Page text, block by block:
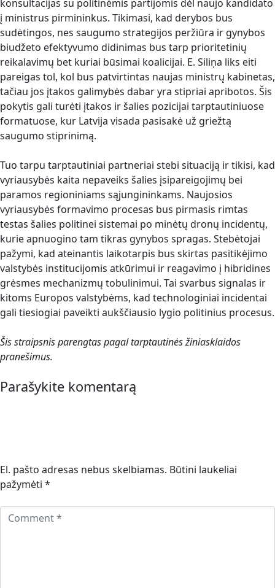
konsultacijas su politinėmis partijomis dėl naujo kandidato
į ministrus pirmininkus. Tikimasi, kad derybos bus
sudėtingos, nes saugumo strategijos peržiūra ir gynybos
biudžeto efektyvumo didinimas bus tarp prioritetinių
reikalavimų bet kuriai būsimai koalicijai. E. Siliņa liks eiti
pareigas tol, kol bus patvirtintas naujas ministrų kabinetas,
tačiau jos įtakos galimybės dabar yra stipriai apribotos. Šis
pokytis gali turėti įtakos ir šalies pozicijai tarptautiniuose
formatuose, kur Latvija visada pasisakė už griežtą
saugumo stiprinimą.
Tuo tarpu tarptautiniai partneriai stebi situaciją ir tikisi, kad
vyriausybės kaita nepaveiks šalies įsipareigojimų bei
paramos regioniniams sąjungininkams. Naujosios
vyriausybės formavimo procesas bus pirmasis rimtas
testas šalies politinei sistemai po minėtų dronų incidentų,
kurie apnuogino tam tikras gynybos spragas. Stebėtojai
pažymi, kad ateinantis laikotarpis bus skirtas pasitikėjimo
valstybės institucijomis atkūrimui ir reagavimo į hibridines
grėsmes mechanizmų tobulinimui. Tai svarbus signalas ir
kitoms Europos valstybėms, kad technologiniai incidentai
gali tiesiogiai paveikti aukščiausio lygio politinius procesus.
Šis straipsnis parengtas pagal tarptautinės žiniasklaidos
pranešimus.
Parašykite komentarą
El. pašto adresas nebus skelbiamas. Būtini laukeliai
pažymėti *